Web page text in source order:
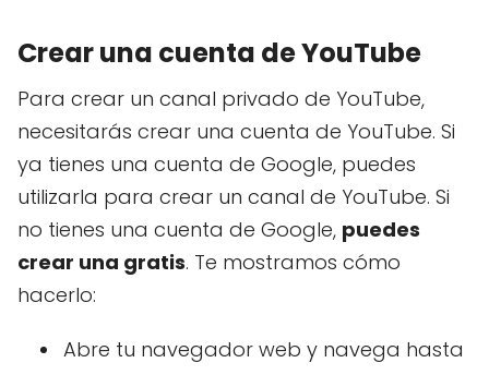
Crear una cuenta de YouTube
Para crear un canal privado de YouTube,
necesitarás crear una cuenta de YouTube. Si
ya tienes una cuenta de Google, puedes
utilizarla para crear un canal de YouTube. Si
no tienes una cuenta de Google, puedes
crear una gratis. Te mostramos cómo
hacerlo:
Abre tu navegador web y navega hasta